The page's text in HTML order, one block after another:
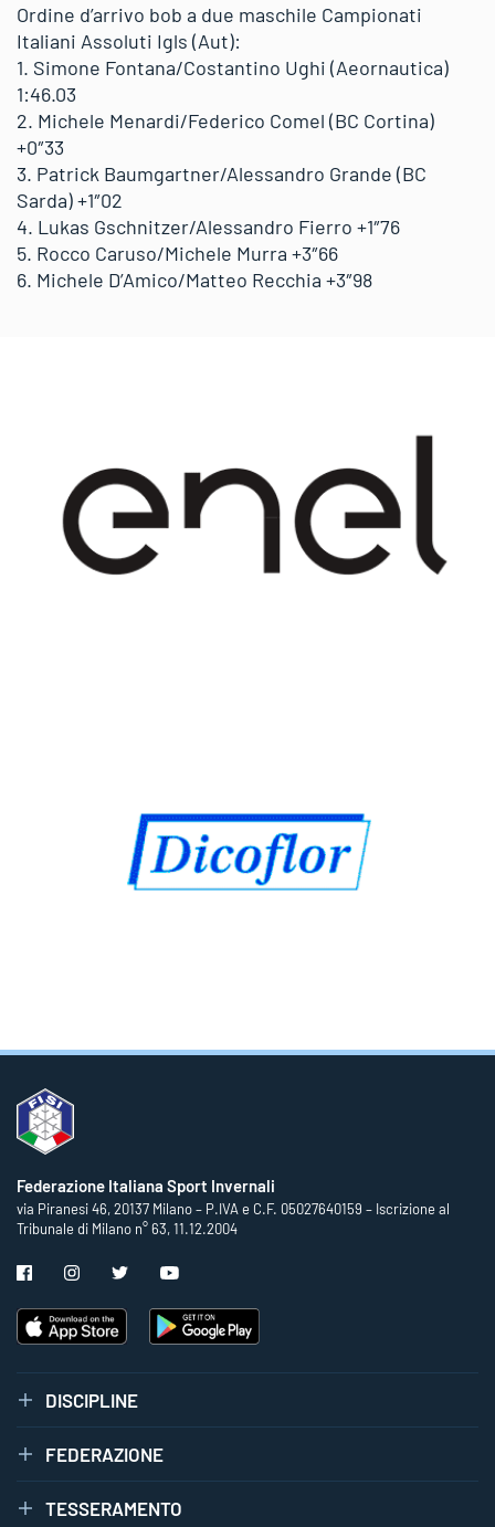
Ordine d’arrivo bob a due maschile Campionati
Italiani Assoluti Igls (Aut):
1. Simone Fontana/Costantino Ughi (Aeornautica)
1:46.03
2. Michele Menardi/Federico Comel (BC Cortina)
+0″33
3. Patrick Baumgartner/Alessandro Grande (BC
Sarda) +1″02
4. Lukas Gschnitzer/Alessandro Fierro +1″76
5. Rocco Caruso/Michele Murra +3″66
6. Michele D’Amico/Matteo Recchia +3″98
Federazione Italiana Sport Invernali
via Piranesi 46, 20137 Milano – P.IVA e C.F. 05027640159 – Iscrizione al
Tribunale di Milano n° 63, 11.12.2004
DISCIPLINE
FEDERAZIONE
TESSERAMENTO